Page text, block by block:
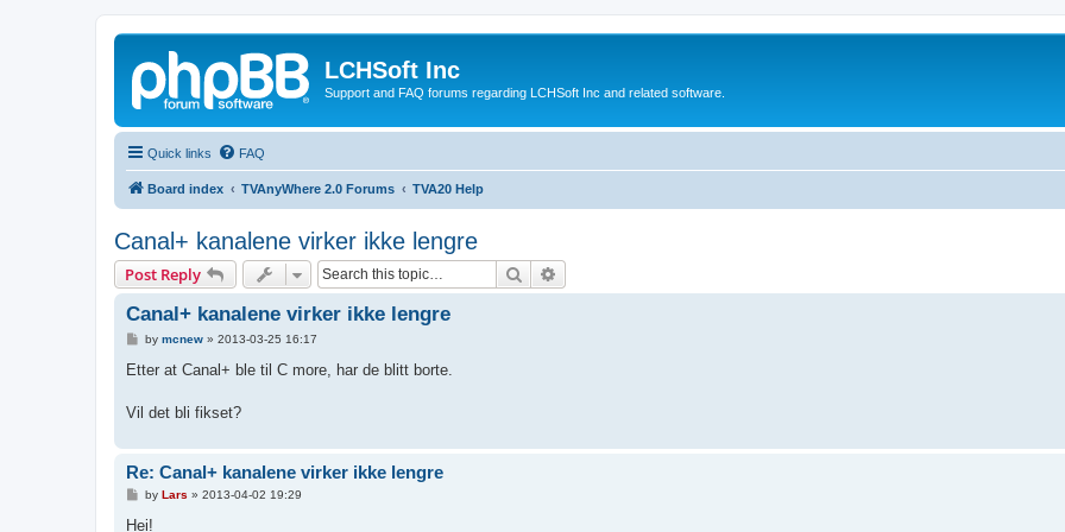
LCHSoft Inc
Support and FAQ forums regarding LCHSoft Inc and related software.
Quick links FAQ
Board index TVAnyWhere 2.0 Forums TVA20 Help
Canal+ kanalene virker ikke lengre
Post Reply Search
Canal+ kanalene virker ikke lengre
P
s
by mcnew» 2013-03-25 16:17
Etter at Canal+ ble til C more, har de blitt borte.
Vil det bli fikset?
Re: Canal+ kanalene virker ikke lengre
P
s
by Lars » 2013-04-02 19:29
Hei!